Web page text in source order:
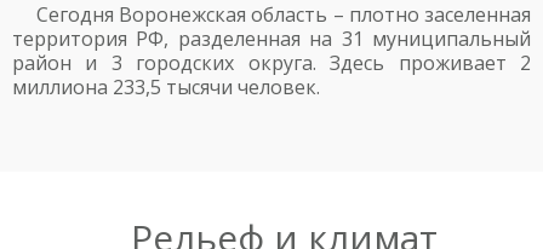
Сегодня Воронежская область – плотно заселенная
территория РФ, разделенная на 31 муниципальный
район и 3 городских округа. Здесь проживает 2
миллиона 233,5 тысячи человек.
Рельеф и климат